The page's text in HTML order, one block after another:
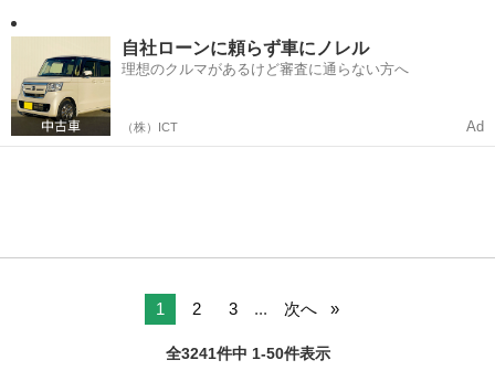
自社ローンに頼らず車にノレル
理想のクルマがあるけど審査に通らない方へ
（株）ICT Ad
1 2 3 ... 次へ
全3241件中 1-50件表示